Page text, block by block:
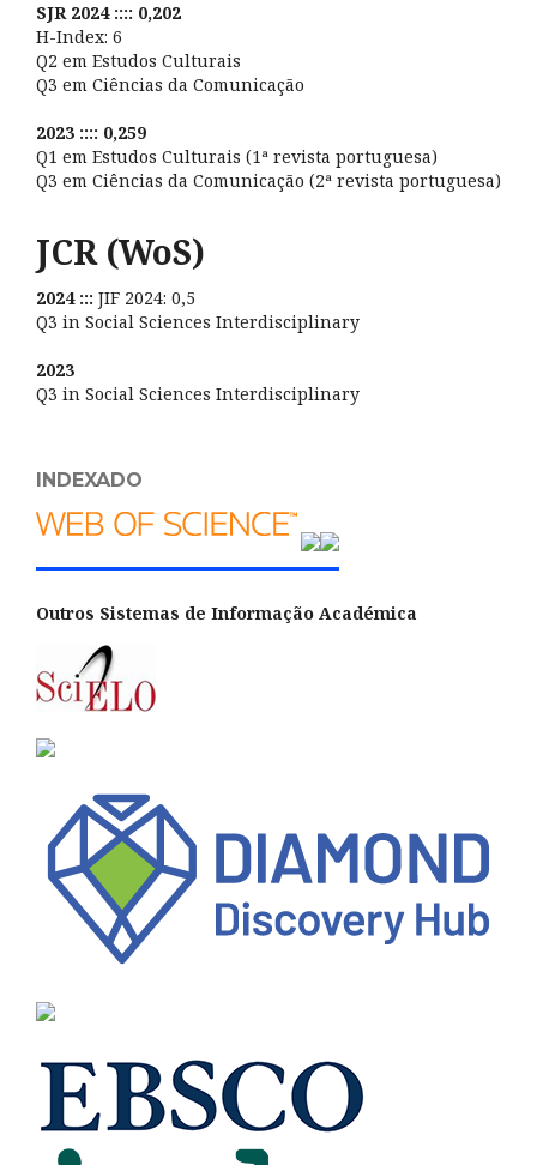
SJR 2024 :::: 0,202
H-Index: 6
Q2 em Estudos Culturais
Q3 em Ciências da Comunicação
2023 :::: 0,259
Q1 em Estudos Culturais (1ª revista portuguesa)
Q3 em Ciências da Comunicação (2ª revista portuguesa)
JCR (WoS)
2024 ::: JIF 2024: 0,5
Q3 in Social Sciences Interdisciplinary
2023
Q3 in Social Sciences Interdisciplinary
INDEXADO
Outros Sistemas de Informação Académica